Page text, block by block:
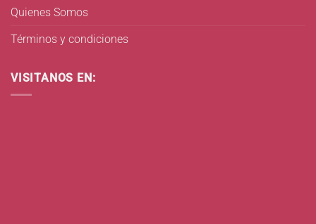
Quienes Somos
Términos y condiciones
VISITANOS EN: